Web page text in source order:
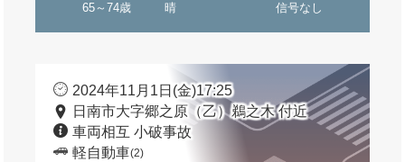
65～74歳 晴 信号なし
2024年11月1日(金)17:25
日南市大字郷之原（乙）鵜之木 付近
車両相互 小破事故
軽自動車(2)